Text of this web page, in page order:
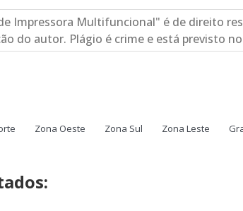
Impressora Multifuncional" é de direito
do autor. Plágio é crime e está previsto
Zona Oeste Zona Sul Zona Leste